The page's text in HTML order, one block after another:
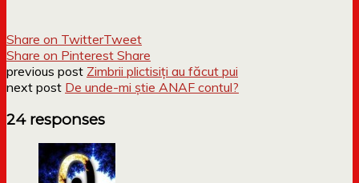
Share on TwitterTweet
Share on Pinterest Share
previous post Zimbrii plictisiți au făcut pui
next post De unde-mi știe ANAF contul?
24 responses